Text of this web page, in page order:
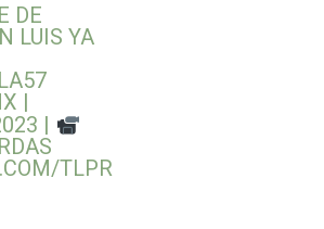
DE
LUIS YA
|
|
TLPR